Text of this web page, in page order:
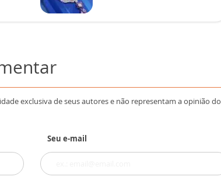
exclusiva de seus autores e não representam a opinião do
Seu e-mail